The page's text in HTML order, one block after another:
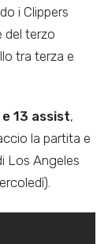
i Clippers
del terzo
tra terza e
13 assist,
la partita e
Los Angeles